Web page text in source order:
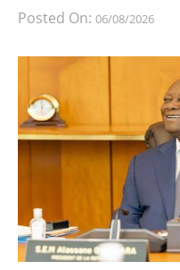
Posted On: 06/08/2026